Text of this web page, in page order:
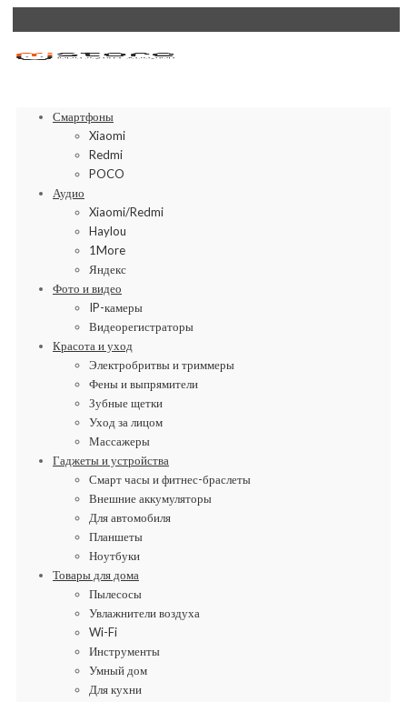
Смартфоны
Xiaomi
Redmi
POCO
Аудио
Xiaomi/Redmi
Haylou
1More
Яндекс
Фото и видео
IP-камеры
Видеорегистраторы
Красота и уход
Электробритвы и триммеры
Фены и выпрямители
Зубные щетки
Уход за лицом
Массажеры
Гаджеты и устройства
Смарт часы и фитнес-браслеты
Внешние аккумуляторы
Для автомобиля
Планшеты
Ноутбуки
Товары для дома
Пылесосы
Увлажнители воздуха
Wi-Fi
Инструменты
Умный дом
Для кухни